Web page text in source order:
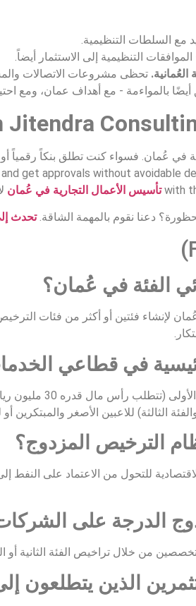
مع السلطات التنظيمية.
الموافقات التنظيمية إلى الاستثمار أيضاً.
تحظى مشروعات الاتصالات والمشروعات
بالمواءمة - مع أهداف عمان، ومع
Jitendra
في عُمان. فسواء كنت تطلق بنكاً رقمياً
get approvals without avoidable
with تأسيس الأعمال التجارية في عُمان
دعنا نقوم بالمهمة الشاقة.تحدث
الفئة في عُمان؟
لإنشاء فئتين أو أكثر من فئات
في قطاعي
الثالثة) للاعبين الأصغر والمبتكرين
الترخيص المزدوج؟
للتحول من الاعتماد على النفط
الدرجة على الشركات
من خلال تراخيص الفئة الثانية أو
الذين